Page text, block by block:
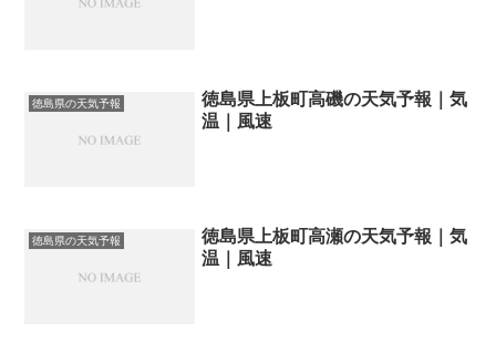
徳島県の天気予報
徳島県上板町高磯の天気予報｜気
温｜風速
徳島県の天気予報
徳島県上板町高瀬の天気予報｜気
温｜風速